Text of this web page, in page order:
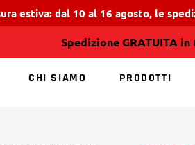
estiva: dal 10 al 16 agosto, le
Spedizione GRATUITA
CHI SIAMO PRODOTTI